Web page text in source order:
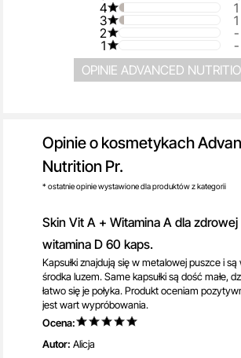
4
1
3
1
2
-
1
-
OPINIE ADVANCED
Opinie o kosmetykach
Nutrition Pr.
* ostatnie opinie wystawione dla produktów z kategorii
Skin Vit A + Witamina A dla
witamina D 60 kaps.
Kapsułki znajdują się w metalowej puszce i
środka luzem. Same kapsułki są dość małe,
łatwo się je połyka. Produkt oceniam
jest wart wypróbowania.
Ocena:
Autor: Alicja